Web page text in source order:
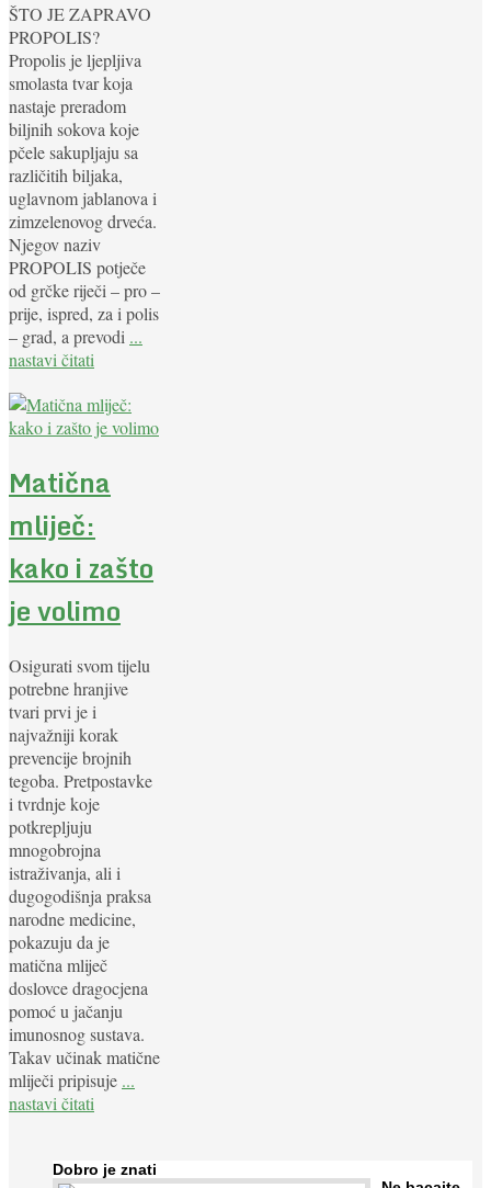
ŠTO JE ZAPRAVO
PROPOLIS?
Propolis je ljepljiva
smolasta tvar koja
nastaje preradom
biljnih sokova koje
pčele sakupljaju sa
različitih biljaka,
uglavnom jablanova i
zimzelenovog drveća.
Njegov naziv
PROPOLIS potječe
od grčke riječi – pro –
prije, ispred, za i polis
– grad, a prevodi ...
nastavi čitati
Matična
mliječ:
kako i zašto
je volimo
Osigurati svom tijelu
potrebne hranjive
tvari prvi je i
najvažniji korak
prevencije brojnih
tegoba. Pretpostavke
i tvrdnje koje
potkrepljuju
mnogobrojna
istraživanja, ali i
dugogodišnja praksa
narodne medicine,
pokazuju da je
matična mliječ
doslovce dragocjena
pomoć u jačanju
imunosnog sustava.
Takav učinak matične
mliječi pripisuje ...
nastavi čitati
Dobro je znati